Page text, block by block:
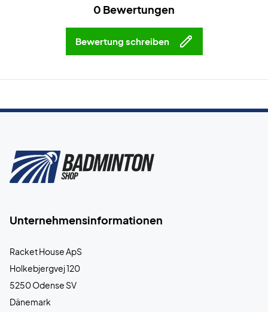
0 Bewertungen
Bewertung schreiben
Unternehmensinformationen
Racket House ApS
Holkebjergvej 120
5250 Odense SV
Dänemark